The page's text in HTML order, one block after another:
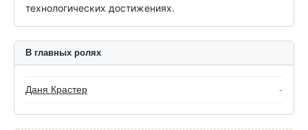
технологических достижениях.
В главных ролях
Даня Крастер -